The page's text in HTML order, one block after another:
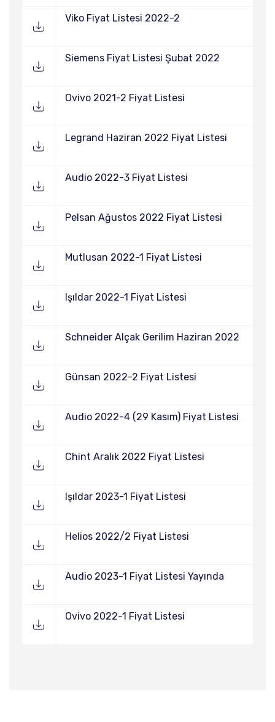
Viko Fiyat Listesi 2022-2
Siemens Fiyat Listesi Şubat 2022
Ovivo 2021-2 Fiyat Listesi
Legrand Haziran 2022 Fiyat Listesi
Audio 2022-3 Fiyat Listesi
Pelsan Ağustos 2022 Fiyat Listesi
Mutlusan 2022-1 Fiyat Listesi
Işıldar 2022-1 Fiyat Listesi
Schneider Alçak Gerilim Haziran 2022
Günsan 2022-2 Fiyat Listesi
Audio 2022-4 (29 Kasım) Fiyat Listesi
Chint Aralık 2022 Fiyat Listesi
Işıldar 2023-1 Fiyat Listesi
Helios 2022/2 Fiyat Listesi
Audio 2023-1 Fiyat Listesi Yayında
Ovivo 2022-1 Fiyat Listesi